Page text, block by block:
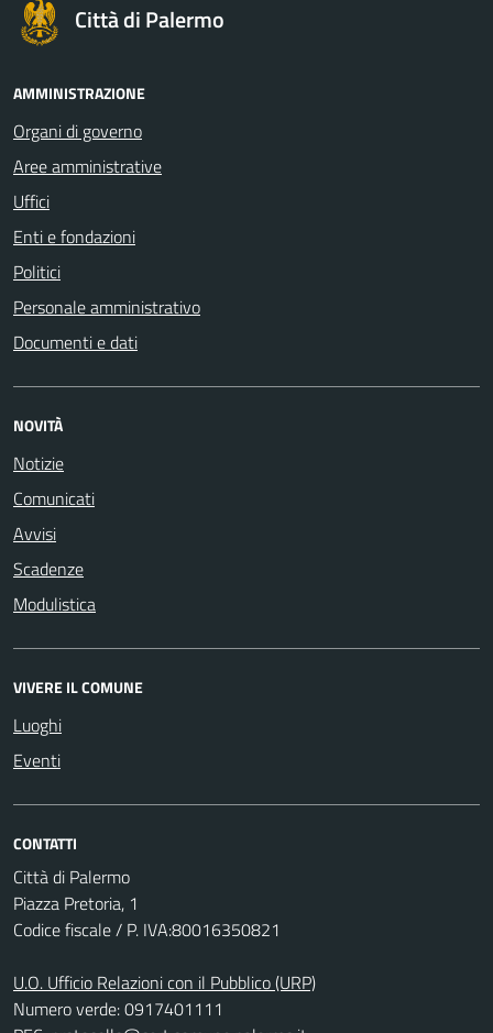
Città di Palermo
AMMINISTRAZIONE
Organi di governo
Aree amministrative
Uffici
Enti e fondazioni
Politici
Personale amministrativo
Documenti e dati
NOVITÀ
Notizie
Comunicati
Avvisi
Scadenze
Modulistica
VIVERE IL COMUNE
Luoghi
Eventi
CONTATTI
Città di Palermo
Piazza Pretoria, 1
Codice fiscale / P. IVA:80016350821
U.O. Ufficio Relazioni con il Pubblico (URP)
Numero verde: 0917401111